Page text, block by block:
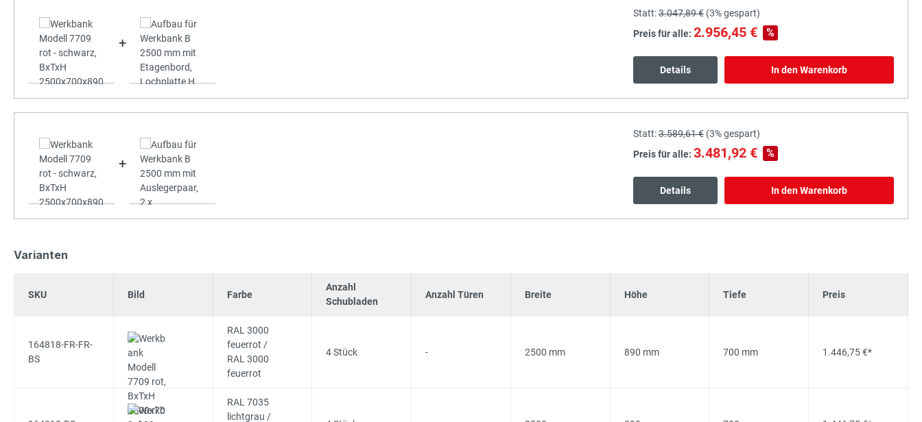
+
Statt:3.047,89 € (3%gespart)
Preis für alle: 2.956,45 € %
Details In den Warenkorb
+
Statt:3.589,61 € (3%gespart)
Preis für alle: 3.481,92 € %
Details In den Warenkorb
Varianten
SKU Bild Farbe
Anzahl
Schubladen
Anzahl Türen Breite Höhe Tiefe Preis
164818-FR-FR-
BS
RAL 3000
feuerrot /
RAL 3000
feuerrot
4 Stück - 2500 mm 890 mm 700 mm 1.446,75 €*
RAL 7035
lichtgrau /